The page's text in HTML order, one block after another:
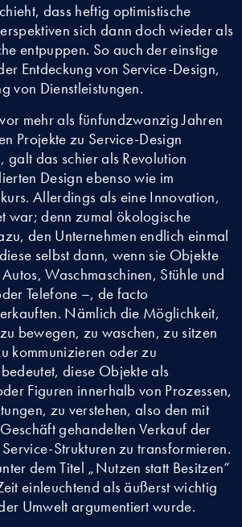
dass heftig optimistische
sich dann doch wieder als
entpuppen. So auch der einstige
Entdeckung von Service-Design,
von Dienstleistungen.
mehr als fünfundzwanzig Jahren
Projekte zu Service-Design
galt das schier als Revolution
Design ebenso wie im
Allerdings als eine Innovation,
war; denn zumal ökologische
den Unternehmen endlich einmal
selbst dann, wenn sie Objekte
Waschmaschinen, Stühle und
Telefone –, de facto
Nämlich die Möglichkeit,
bewegen, zu waschen, zu sitzen
kommunizieren oder zu
diese Objekte als
Figuren innerhalb von Prozessen,
zu verstehen, also den mit
gehandelten Verkauf der
Strukturen zu transformieren.
dem Titel „Nutzen statt Besitzen“
einleuchtend als äußerst wichtig
Umwelt argumentiert wurde.